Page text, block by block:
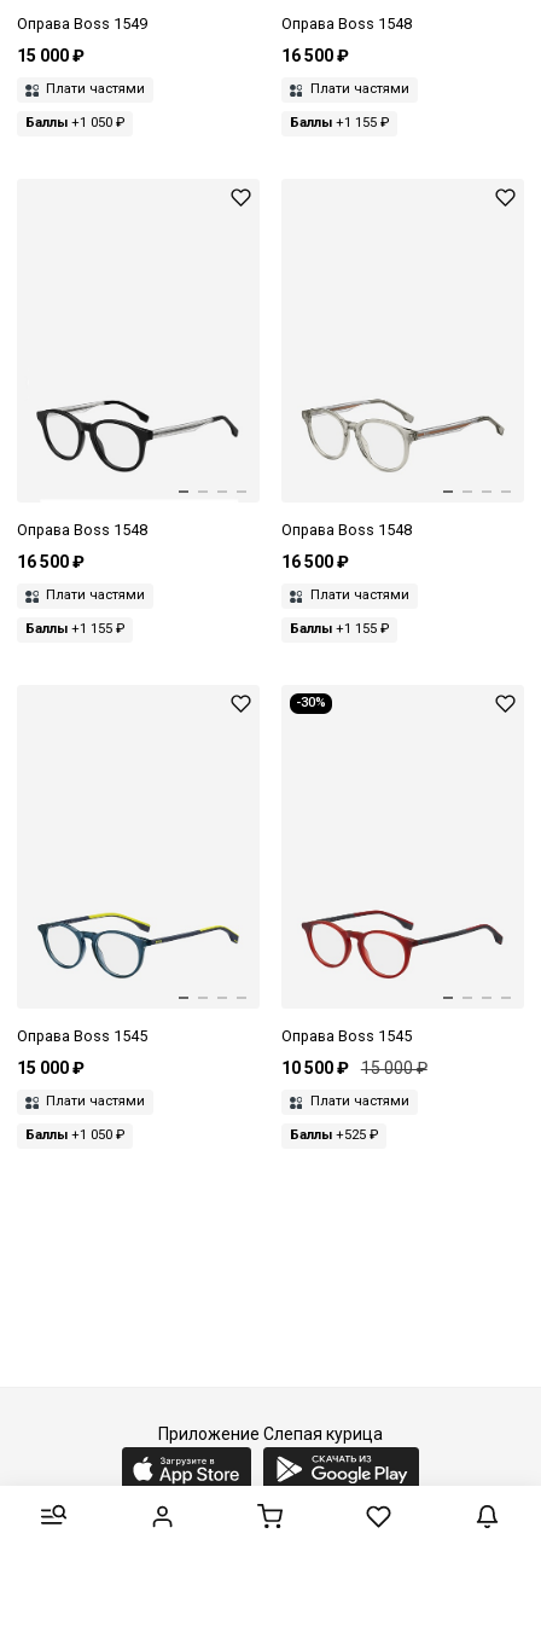
Оправа Boss 1549
15 000 ₽
Плати частями
Баллы +1 050 ₽
Оправа Boss 1548
16 500 ₽
Плати частями
Баллы+1 155 ₽
Оправа Boss 1548
16 500 ₽
Плати частями
Баллы +1 155 ₽
Оправа Boss 1548
16 500 ₽
Плати частями
Баллы+1 155 ₽
Оправа Boss 1545
15 000 ₽
Плати частями
Баллы +1 050 ₽
-30%
Оправа Boss 1545
10 500 ₽ 15 000 ₽
Плати частями
Баллы+525 ₽
Приложение Слепая курица
2015-2026 © Слепая курица - fashion concept store.